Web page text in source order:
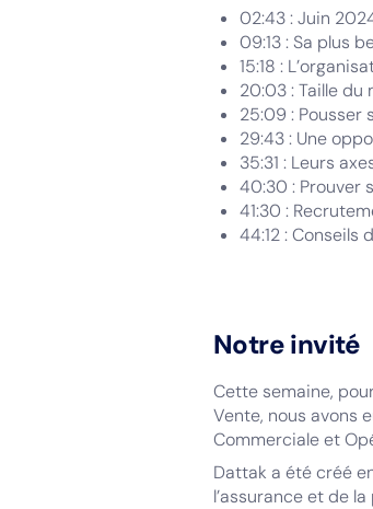
02:43 : Juin
09:13 : Sa plus
15:18 :
20:03 : Taille
25:09 : Pousser
29:43 : Une
35:31 : Leurs
40:30 : Prouver
41:30 :
44:12 : Conseils
Notre invité
Cette semaine,
Vente, nous avons
Commerciale et
Dattak a été créé
l’assurance et de